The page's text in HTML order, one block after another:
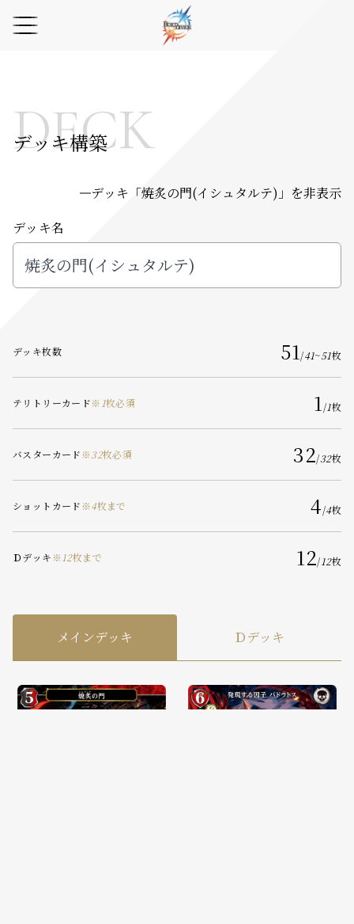
DECK
デッキ構築
デッキ「焼炙の門(イシュタルテ) 」を非表示
デッキ名
デッキ枚数 51/41~51枚
テリトリーカード※ 1枚必須 1/1枚
バスターカード※32枚必須 32/32枚
ショットカード※4枚まで 4/4枚
Ｄデッキ※ 12枚まで 12/ 12枚
メインデッキ Ｄデッキ